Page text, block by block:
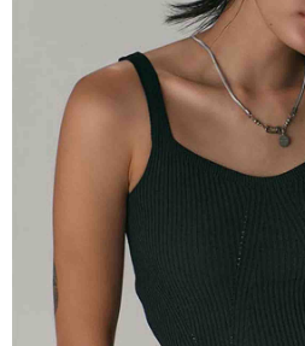
是否繳費成功／繳費後需取消欲退款等相
https://
【注意事項】
１．透過由恩沛科技股份有限公司提供之
易，需依本服務之必要範圍內提供個人資
權轉讓予恩沛科技股份有限公司。
２．關於個人資料處理事宜，請瀏覽以下網
https://aftee.tw/terms/#terms3
３．未成年的使用者請事先徵得法定代理
「AFTEE先享後付」，若未經同意申辦者
４．使用「AFTEE先享後付」時，將依據
時審查核予不同之上限額度；若仍有額度
請求用戶進行身份認證。
５．嚴禁一人註冊多個帳號或使用他人資